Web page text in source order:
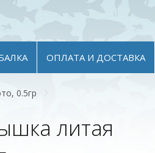
ОПЛАТА И ДОСТАВКА
0.5гр
литая